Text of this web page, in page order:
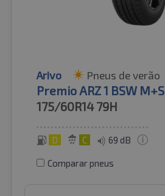
Arivo Pneus de verão
Premio ARZ 1 BSW M+S
175/60R14 79H
D C 69 dB
Comparar pneus